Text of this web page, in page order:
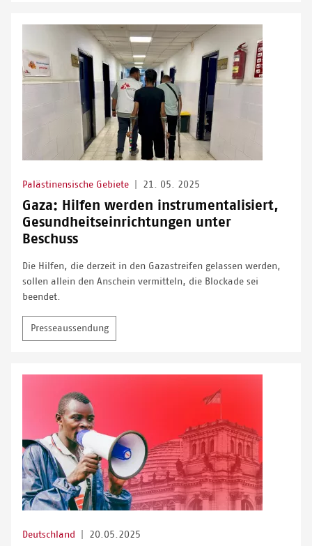
Palästinensische Gebiete 21. 05. 2025
Gaza: Hilfen werden instrumentalisiert,
Gesundheitseinrichtungen unter
Beschuss
Die Hilfen, die derzeit in den Gazastreifen gelassen werden,
sollen allein den Anschein vermitteln, die Blockade sei
beendet.
Presseaussendung
Deutschland 20.05.2025